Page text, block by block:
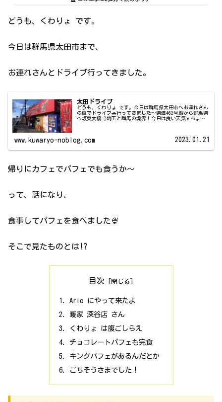
どうも、くわりょ です。
今日は群馬県太田市まで、
お連れさんとドライブ行ってきました。
太田ドライブ
どうも、くわりょ です。今日は群馬県太田市へお連れさん
の車でドライブ🚗行ってきました〜県道462号線から群馬県
へ坂東大橋💨埼玉と群馬の境界！今日は良い天気☀️ちょっ
www.kuwaryo-noblog.com 2023.01.21
帰りにカフェでパフェでも食うか〜
って、話になり、
食事してパフェを食べました🍨
そこで見たものとは!?
目次
Ario にやって来たよ
暖家 深谷店 さん
くわりょ は腹ごしらえ
チョコレートパフェも完食
キングパフェがあるんだとか
ごちそうさまでした！